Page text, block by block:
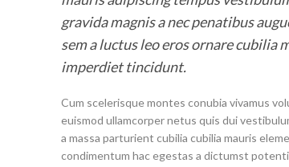
gravida magnis a nec penatibus
sem a luctus leo eros ornare cubilia
imperdiet tincidunt.
Cum scelerisque montes conubia vivamus
euismod ullamcorper netus quis dui
a massa parturient cubilia cubilia mauris
condimentum hac egestas a dictumst